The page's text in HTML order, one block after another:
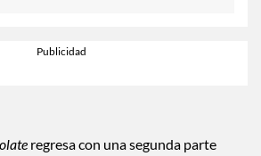
regresa con una segunda parte